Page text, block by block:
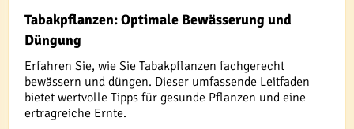
Tabakpflanzen: Optimale Bewässerung und
Düngung
Erfahren Sie, wie Sie Tabakpflanzen fachgerecht
bewässern und düngen. Dieser umfassende Leitfaden
bietet wertvolle Tipps für gesunde Pflanzen und eine
ertragreiche Ernte.